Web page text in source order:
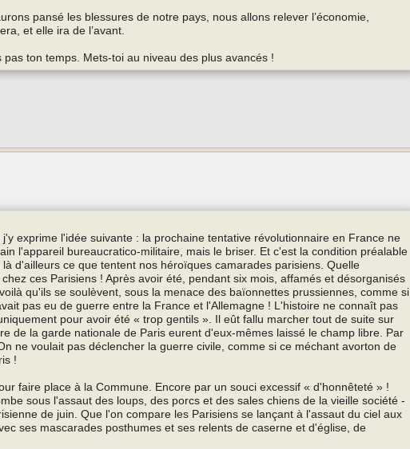
pansé les blessures de notre pays, nous allons relever l’économie,
et elle ira de l’avant.
ton temps. Mets-toi au niveau des plus avancés !
exprime l'idée suivante : la prochaine tentative révolutionnaire en France ne
l'appareil bureaucratico‑militaire, mais le briser. Et c'est la condition préalable
d'ailleurs ce que tentent nos héroïques camarades parisiens. Quelle
ces Parisiens ! Après avoir été, pendant six mois, affamés et désorganisés
qu'ils se soulèvent, sous la menace des baïonnettes prussiennes, comme si
pas eu de guerre entre la France et l'Allemagne ! L'histoire ne connaît pas
pour avoir été « trop gentils ». Il eût fallu marcher tout de suite sur
de la garde nationale de Paris eurent d'eux-mêmes laissé le champ libre. Par
ne voulait pas déclencher la guerre civile, comme si ce méchant avorton de
!
faire place à la Commune. Encore par un souci excessif « d'honnêteté » !
sous l'assaut des loups, des porcs et des sales chiens de la vieille société ‑
de juin. Que l'on compare les Parisiens se lançant à l'assaut du ciel aux
ses mascarades posthumes et ses relents de caserne et d'église, de